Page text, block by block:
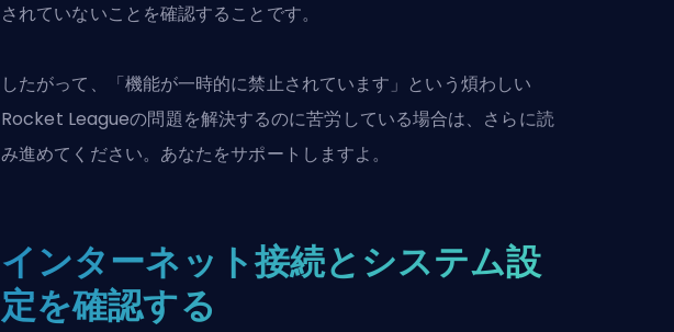
されていないことを確認することです。
したがって、「機能が一時的に禁止されています」という煩わしい
Rocket Leagueの問題を解決するのに苦労している場合は、さらに読
み進めてください。あなたをサポートしますよ。
インターネット接続とシステム設
定を確認する